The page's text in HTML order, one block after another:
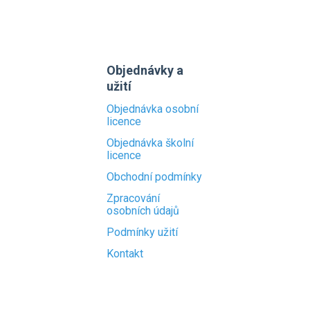
Objednávky a
užití
Objednávka osobní
licence
Objednávka školní
licence
Obchodní podmínky
Zpracování
osobních údajů
Podmínky užití
Kontakt